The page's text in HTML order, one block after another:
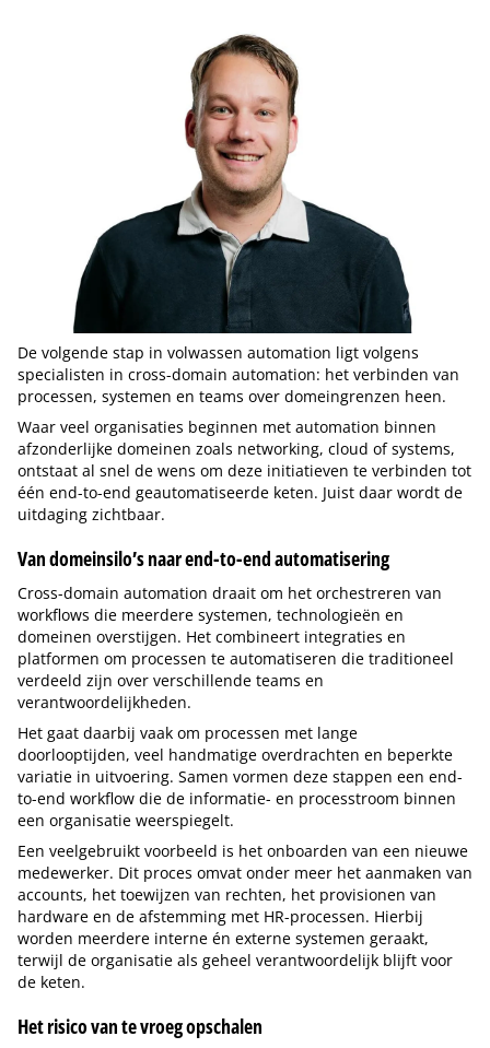
De volgende stap in volwassen automation ligt volgens
specialisten in cross-domain automation: het verbinden van
processen, systemen en teams over domeingrenzen heen.
Waar veel organisaties beginnen met automation binnen
afzonderlijke domeinen zoals networking, cloud of systems,
ontstaat al snel de wens om deze initiatieven te verbinden tot
één end-to-end geautomatiseerde keten. Juist daar wordt de
uitdaging zichtbaar.
Van domeinsilo’s naar end-to-end automatisering
Cross-domain automation draait om het orchestreren van
workflows die meerdere systemen, technologieën en
domeinen overstijgen. Het combineert integraties en
platformen om processen te automatiseren die traditioneel
verdeeld zijn over verschillende teams en
verantwoordelijkheden.
Het gaat daarbij vaak om processen met lange
doorlooptijden, veel handmatige overdrachten en beperkte
variatie in uitvoering. Samen vormen deze stappen een end-
to-end workflow die de informatie- en processtroom binnen
een organisatie weerspiegelt.
Een veelgebruikt voorbeeld is het onboarden van een nieuwe
medewerker. Dit proces omvat onder meer het aanmaken van
accounts, het toewijzen van rechten, het provisionen van
hardware en de afstemming met HR-processen. Hierbij
worden meerdere interne én externe systemen geraakt,
terwijl de organisatie als geheel verantwoordelijk blijft voor
de keten.
Het risico van te vroeg opschalen